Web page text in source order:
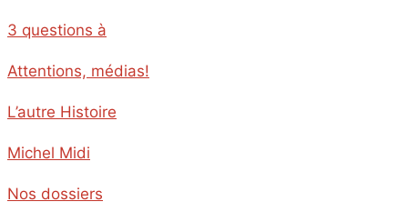
3 questions à
Attentions, médias!
L’autre Histoire
Michel Midi
Nos dossiers